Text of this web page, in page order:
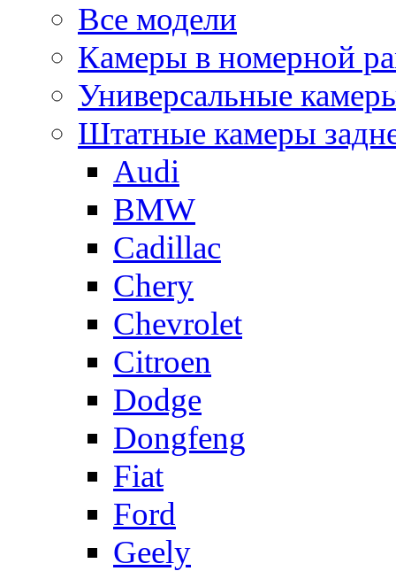
Все модели
Камеры в номерной
Универсальные
Штатные камеры
Audi
BMW
Cadillac
Chery
Chevrolet
Citroen
Dodge
Dongfeng
Fiat
Ford
Geely